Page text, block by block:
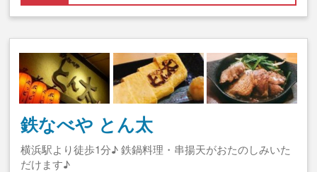
鉄なべや とん太
横浜駅より徒歩1分♪ 鉄鍋料理・串揚天がおたのしみいた
だけます♪